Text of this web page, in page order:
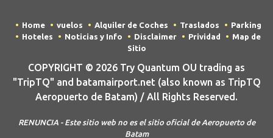
Home vuelos Alquiler de Coches Traslados
Parking
Hoteles
Noticias y Info Disclaimer Prividad
Map de
Sitio
COPYRIGHT © 2026 Try Quantum OU trading as
"TripTQ" and batamairport.net (also known as TripTQ
Aeropuerto de Batam) / All Rights Reserved.
RENUNCIA - Este sitio web no es el sitio oficial de Aeropuerto de
Batam